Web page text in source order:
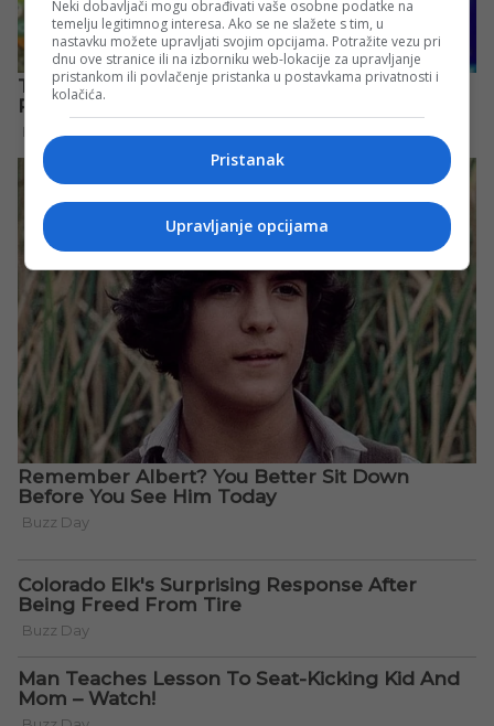
Neki dobavljači mogu obrađivati vaše osobne podatke na
temelju legitimnog interesa. Ako se ne slažete s tim, u
nastavku možete upravljati svojim opcijama. Potražite vezu pri
dnu ove stranice ili na izborniku web-lokacije za upravljanje
pristankom ili povlačenje pristanka u postavkama privatnosti i
kolačića.
Pristanak
Upravljanje opcijama